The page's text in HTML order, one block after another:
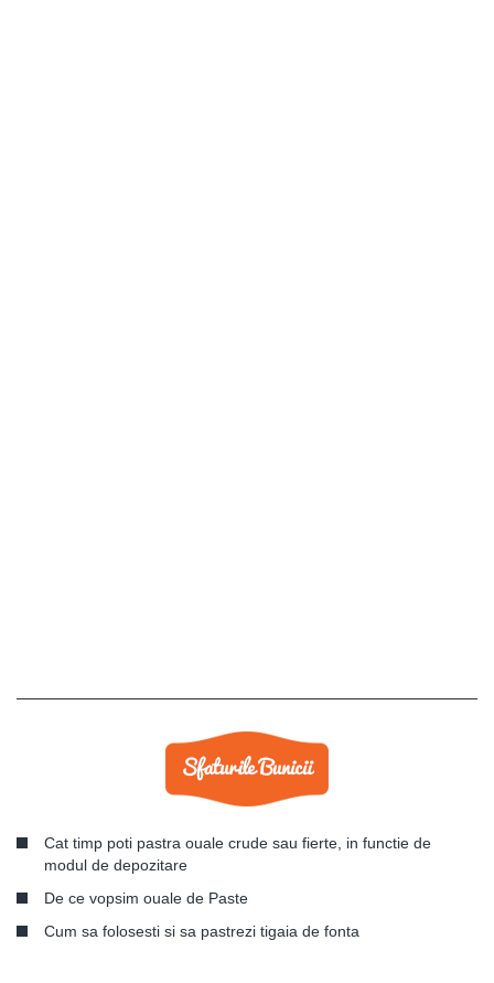
Cat timp poti pastra ouale crude sau fierte, in functie de
modul de depozitare
De ce vopsim ouale de Paste
Cum sa folosesti si sa pastrezi tigaia de fonta